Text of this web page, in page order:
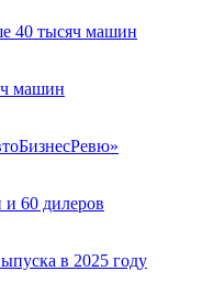
40 тысяч машин
машин
60 дилеров
в 2025 году